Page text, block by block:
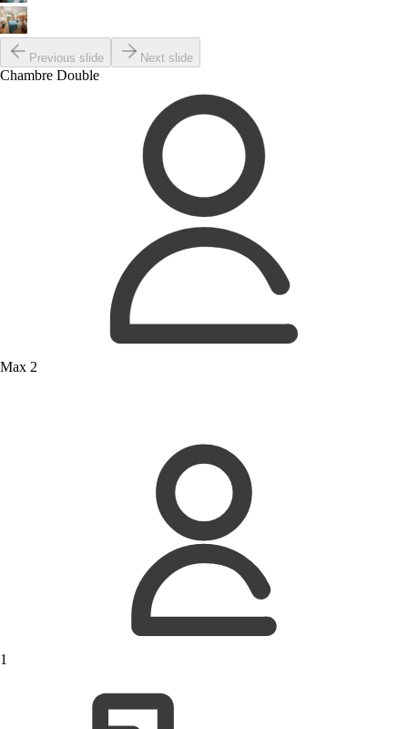
Previous slide Next slide
Chambre Double
Max 2
1